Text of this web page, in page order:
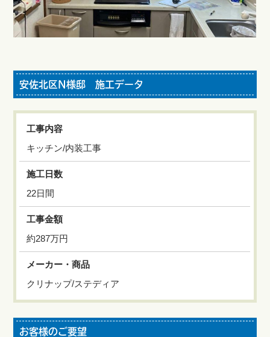
安佐北区N様邸 施工データ
工事内容
キッチン/内装工事
施工日数
22日間
工事金額
約287万円
メーカー・商品
クリナップ/ステディア
お客様のご要望